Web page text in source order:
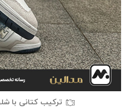
ترکیب کتانی با